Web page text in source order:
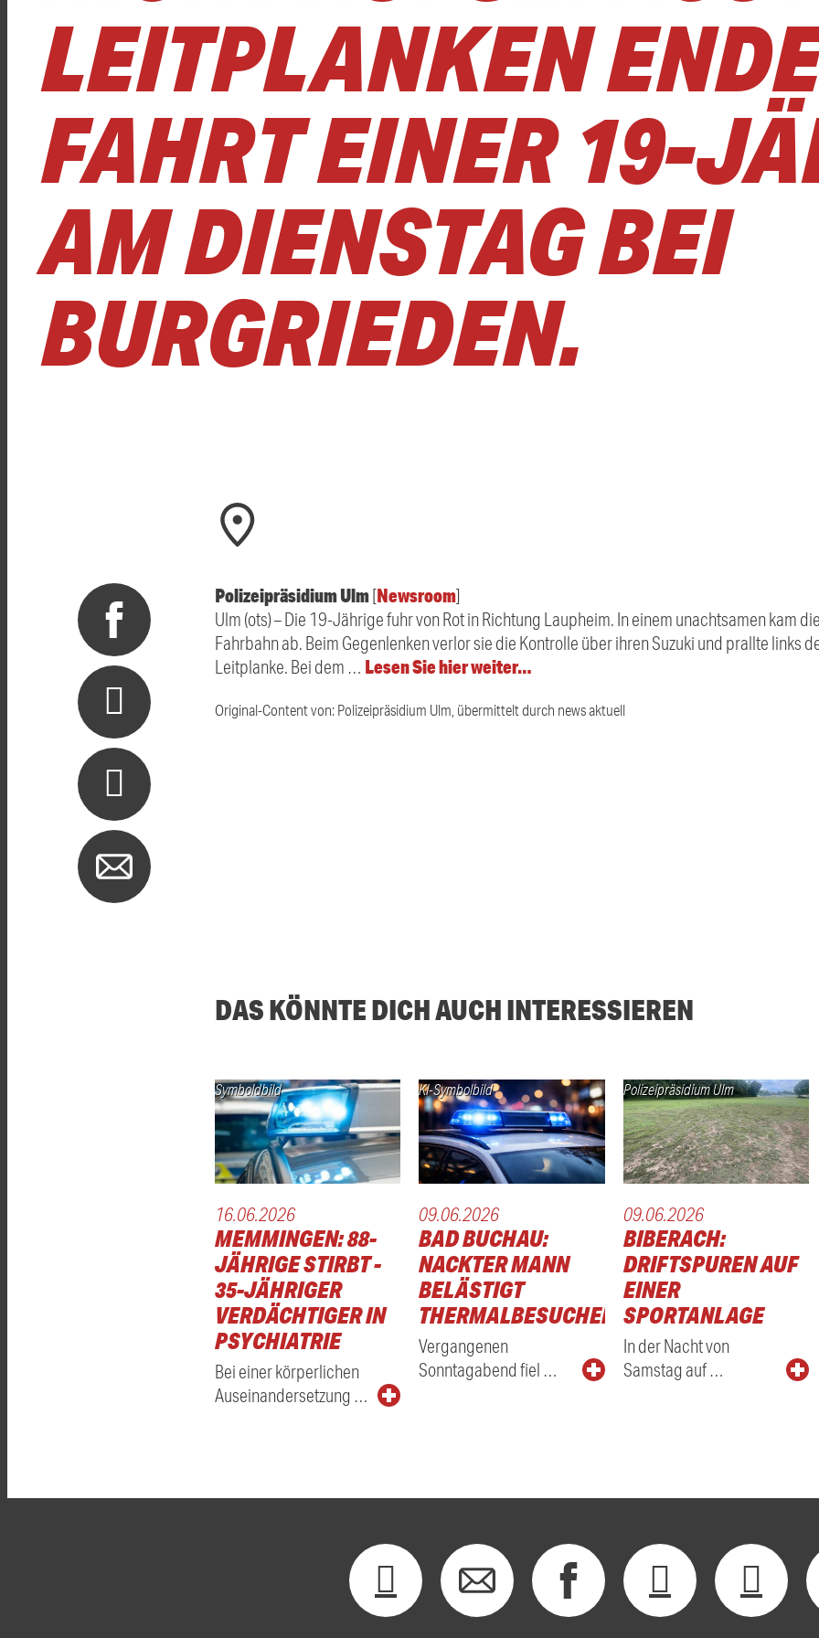
LEITPLANKEN
FAHRT EINER 19-
AM DIENSTAG BEI
BURGRIEDEN.
Polizeipräsidium Ulm[Newsroom]
Ulm (ots) – Die 19-Jährige fuhr von Rot in Richtung Laupheim. In einem unachtsamen kam
Fahrbahn ab. Beim Gegenlenken verlor sie die Kontrolle über ihren Suzuki und prallte links
Leitplanke. Bei dem … Lesen Sie hier weiter…
Original-Content von: Polizeipräsidium Ulm, übermittelt durch news aktuell
DAS KÖNNTE DICH AUCH INTERESSIEREN
Symboldbild
16.06.2026
MEMMINGEN: 88-
JÄHRIGE STIRBT -
35-JÄHRIGER
VERDÄCHTIGER IN
PSYCHIATRIE
Bei einer körperlichen
Auseinandersetzung …
KI-Symbolbild
09.06.2026
BAD BUCHAU:
NACKTER MANN
BELÄSTIGT
THERMALBESUCHER
Vergangenen
Sonntagabend fiel …
Polizeipräsidium Ulm
09.06.2026
BIBERACH:
DRIFTSPUREN AUF
EINER
SPORTANLAGE
In der Nacht von
Samstag auf …